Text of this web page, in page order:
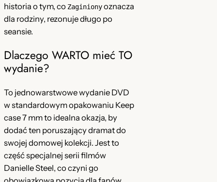
]
w
y
D
n
i
e
l
l
e
S
historia o tym, co Zaginionyoznacza
dla rodziny, rezonuje długo po
seansie.
Dlaczego WARTO mieć TO
wydanie?
To jednowarstwowe wydanie DVD
w standardowym opakowaniu Keep
case 7 mm to idealna okazja, by
dodać ten poruszający dramat do
swojej domowej kolekcji. Jest to
część specjalnej serii filmów
Danielle Steel, co czyni go